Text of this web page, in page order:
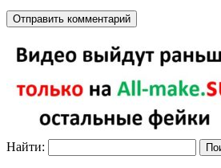
Найти: